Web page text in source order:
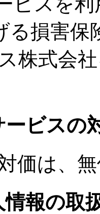
る損害
株式会
ビスの
価は、
報の取